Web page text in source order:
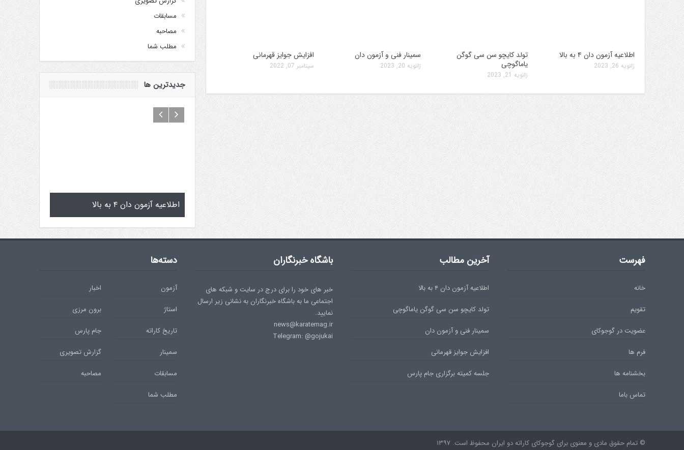
اطلاعیه آزمون دان ۴ به بالا
ژانویه 26, 2023
تولد کایچو سن سی گوگن
یاماگوچی
ژانویه 21, 2023
سمینار فنی و آزمون دان
ژانویه 20, 2023
افزایش جوایز قهرمانی
سپتامبر 07, 2022
مسابقات
مصاحبه
مطلب شما
جدیدترین ها
تمرینات اطلاعیه آزمون دان ۴ به بالا تولد کایچو سن سی گوگن یاماگوچی سمینار فنی و آزمون دان افزایش جوایز قهرمانی برگزاری جام پارس
فهرست
خانه
تقویم
عضویت در گوجوکای
فرم ها
بخشنامه ها
تماس باما
آخرین مطالب
اطلاعیه آزمون دان ۴ به بالا
تولد کایچو سن سی گوگن یاماگوچی
سمینار فنی و آزمون دان
افزایش جوایز قهرمانی
جلسه کمیته برگزاری جام پارس
باشگاه خبرنگاران
خبر های خود را برای درج در سایت و شبکه های
اجتماعی ما به باشگاه خبرنگاران به نشانی زیر ارسال
نمایید.
news@karatemag.ir
Telegram: @gojukai
دسته‌ها
آزمون
اخبار
استاژ
برون مرزی
تاریخ کاراته
جام پارس
سمینار
گزارش تصویری
مسابقات
مصاحبه
مطلب شما
© تمام حقوق مادی و معنوی برای گوجوکای کاراته دو ایران محفوظ است. ۱۳۹۷